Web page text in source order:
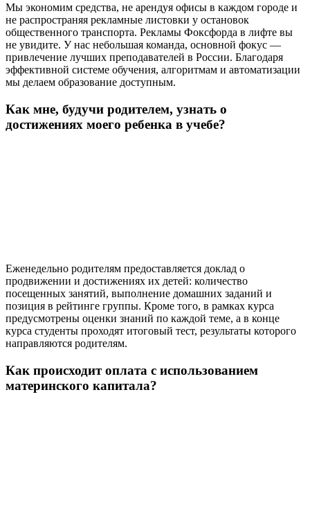
Мы экономим средства, не арендуя офисы в каждом городе и
не распространяя рекламные листовки у остановок
общественного транспорта. Рекламы Фоксфорда в лифте вы
не увидите. У нас небольшая команда, основной фокус —
привлечение лучших преподавателей в России. Благодаря
эффективной системе обучения, алгоритмам и автоматизации
мы делаем образование доступным.
Как мне, будучи родителем, узнать о
достижениях моего ребенка в учебе?
Еженедельно родителям предоставляется доклад о
продвижении и достижениях их детей: количество
посещенных занятий, выполнение домашних заданий и
позиция в рейтинге группы. Кроме того, в рамках курса
предусмотрены оценки знаний по каждой теме, а в конце
курса студенты проходят итоговый тест, результаты которого
направляются родителям.
Как происходит оплата с использованием
материнского капитала?